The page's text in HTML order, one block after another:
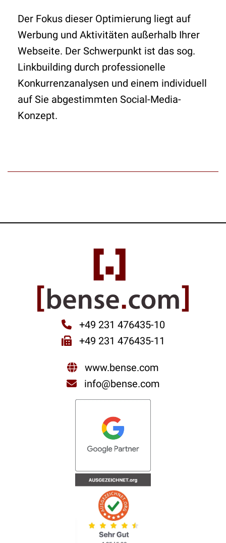
Der Fokus dieser Optimierung liegt auf
Werbung und Aktivitäten außerhalb Ihrer
Webseite. Der Schwerpunkt ist das sog.
Linkbuilding durch professionelle
Konkurrenzanalysen und einem individuell
auf Sie abgestimmten Social-Media-
Konzept.
+49 231 476435-10
+49 231 476435-11
www.bense.com
info@bense.com